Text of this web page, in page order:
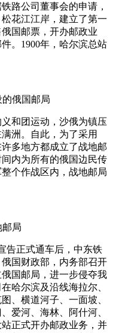
路公司董事会的申请，
花江江岸，建立了第一
国邮票，开办邮政业
。1900年，哈尔滨总站
俄国邮局
和团运动，沙俄为镇压
洲。自此，为了采用
多地方都成立了战地邮
内为所有的俄国边民传
个作战区内，战地邮局
邮局
告正式通车后，中东铁
国财政部，内务部召开
国邮局，进一步侵夺我
哈尔滨及沿线海拉尔、
、横道河子、一面坡、
爱河、海林、阿什河、
正式开办邮政业务，并